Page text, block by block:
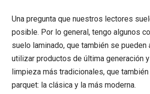
Una pregunta que nuestros lectores
posible. Por lo general, tengo algunos
suelo laminado, que también se
utilizar productos de última generación
limpieza más tradicionales, que
parquet: la clásica y la más moderna.